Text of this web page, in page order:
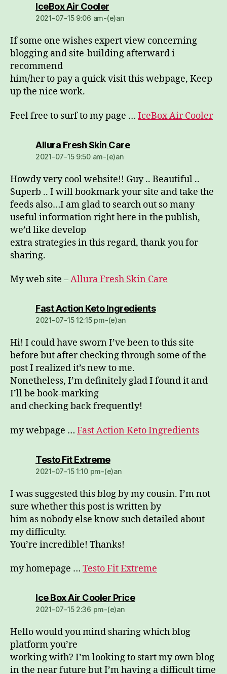
IceBox Air Coolerdio:
2021-07-15 9:06 am-(e)an
If some one wishes expert view concerning
blogging and site-building afterward i
recommend
him/her to pay a quick visit this webpage, Keep
up the nice work.
Feel free to surf to my page … IceBox Air Cooler
Allura Fresh Skin Caredio:
2021-07-15 9:50 am-(e)an
Howdy very cool website!! Guy .. Beautiful ..
Superb .. I will bookmark your site and take the
feeds also…I am glad to search out so many
useful information right here in the publish,
we’d like develop
extra strategies in this regard, thank you for
sharing.
My web site –Allura Fresh Skin Care
Fast Action Keto Ingredientsdio:
2021-07-15 12:15 pm-(e)an
Hi! I could have sworn I’ve been to this site
before but after checking through some of the
post I realized it’s new to me.
Nonetheless, I’m definitely glad I found it and
I’ll be book-marking
and checking back frequently!
my webpage … Fast Action Keto Ingredients
Testo Fit Extremedio:
2021-07-15 1:10 pm-(e)an
I was suggested this blog by my cousin. I’m not
sure whether this post is written by
him as nobody else know such detailed about
my difficulty.
You’re incredible! Thanks!
my homepage … Testo Fit Extreme
Ice Box Air Cooler Pricedio:
2021-07-15 2:36 pm-(e)an
Hello would you mind sharing which blog
platform you’re
working with? I’m looking to start my own blog
in the near future but I’m having a difficult time